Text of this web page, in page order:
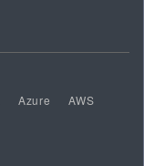
Azure
AWS